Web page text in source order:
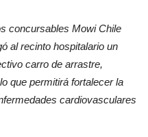
concursables Mowi Chile
al recinto hospitalario un
carro de arrastre,
que permitirá fortalecer la
cardiovasculares